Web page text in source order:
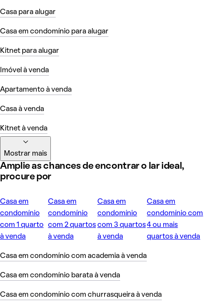
Casa para alugar
Casa em condomínio para alugar
Kitnet para alugar
Imóvel à venda
Apartamento à venda
Casa à venda
Kitnet à venda
Mostrar mais
Amplie as chances de encontrar o lar ideal,
procure por
Casa em
condomínio
com 1 quarto
à venda
Casa em
condomínio
com 2 quartos
à venda
Casa em
condomínio
com 3 quartos
à venda
Casa em
condomínio com
4 ou mais
quartos à venda
Casa em condomínio com academia à venda
Casa em condomínio barata à venda
Casa em condomínio com churrasqueira à venda